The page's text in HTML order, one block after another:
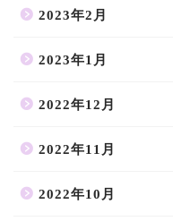
2023年2月
2023年1月
2022年12月
2022年11月
2022年10月